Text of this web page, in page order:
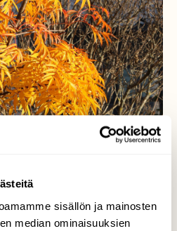
sisällön ja mainosten
median ominaisuuksien